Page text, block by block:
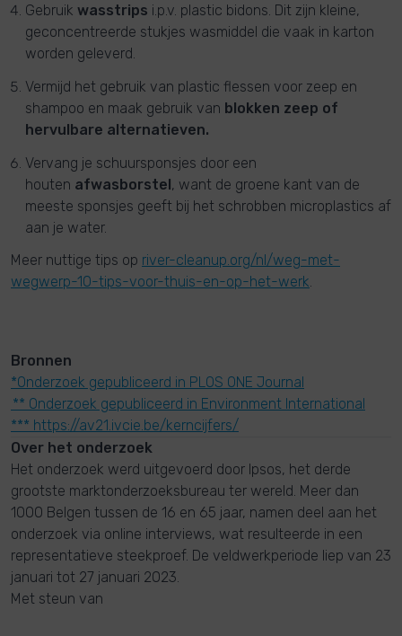
Gebruik wasstrips i.p.v. plastic bidons. Dit zijn kleine,
geconcentreerde stukjes wasmiddel die vaak in karton
worden geleverd.
Vermijd het gebruik van plastic flessen voor zeep en
shampoo en maak gebruik van blokken zeep of
hervulbare alternatieven.
Vervang je schuursponsjes door een
houten afwasborstel, want de groene kant van de
meeste sponsjes geeft bij het schrobben microplastics af
aan je water.
Meer nuttige tips op river-cleanup.org/nl/weg-met-
wegwerp-10-tips-voor-thuis-en-op-het-werk.
Bronnen
*Onderzoek gepubliceerd in PLOS ONE Journal
** Onderzoek gepubliceerd in Environment International
*** https://av21.ivcie.be/kerncijfers/
Over het onderzoek
Het onderzoek werd uitgevoerd door Ipsos, het derde
grootste marktonderzoeksbureau ter wereld. Meer dan
1000 Belgen tussen de 16 en 65 jaar, namen deel aan het
onderzoek via online interviews, wat resulteerde in een
representatieve steekproef. De veldwerkperiode liep van 23
januari tot 27 januari 2023.
Met steun van